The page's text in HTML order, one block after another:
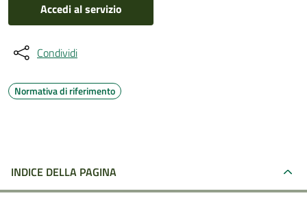
Accedi al servizio
Condividi
Normativa di riferimento
INDICE DELLA PAGINA